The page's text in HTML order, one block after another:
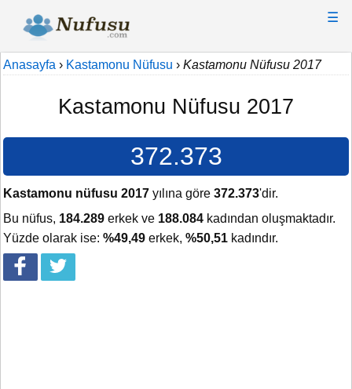
☰
Anasayfa › Kastamonu Nüfusu › Kastamonu Nüfusu 2017
Kastamonu Nüfusu 2017
372.373
Kastamonu nüfusu 2017 yılına göre 372.373'dir.
Bu nüfus, 184.289 erkek ve 188.084 kadından oluşmaktadır.
Yüzde olarak ise: %49,49 erkek, %50,51 kadındır.